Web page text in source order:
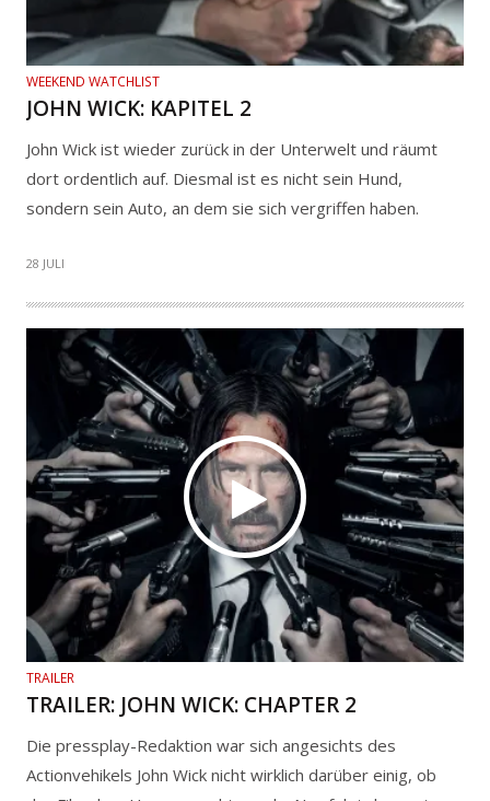
WEEKEND WATCHLIST
JOHN WICK: KAPITEL 2
John Wick ist wieder zurück in der Unterwelt und räumt
dort ordentlich auf. Diesmal ist es nicht sein Hund,
sondern sein Auto, an dem sie sich vergriffen haben.
28 JULI
TRAILER
TRAILER: JOHN WICK: CHAPTER 2
Die pressplay-Redaktion war sich angesichts des
Actionvehikels John Wick nicht wirklich darüber einig, ob